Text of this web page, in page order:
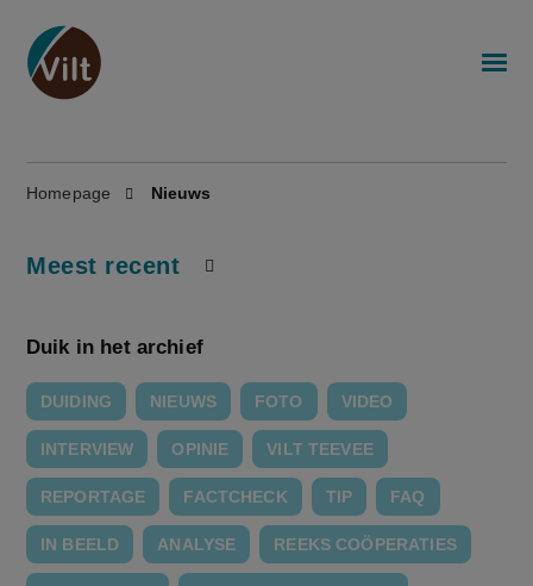
Homepage Nieuws
Meest recent
Duik in het archief
DUIDING NIEUWS FOTO VIDEO
INTERVIEW OPINIE VILT TEEVEE
REPORTAGE FACTCHECK TIP FAQ
IN BEELD ANALYSE REEKS COÖPERATIES